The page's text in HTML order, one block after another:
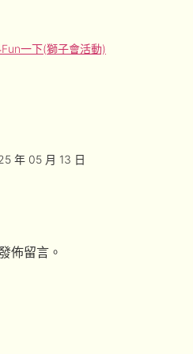
一下(獅子會活動)
年 05 月 13 日
佈留言。